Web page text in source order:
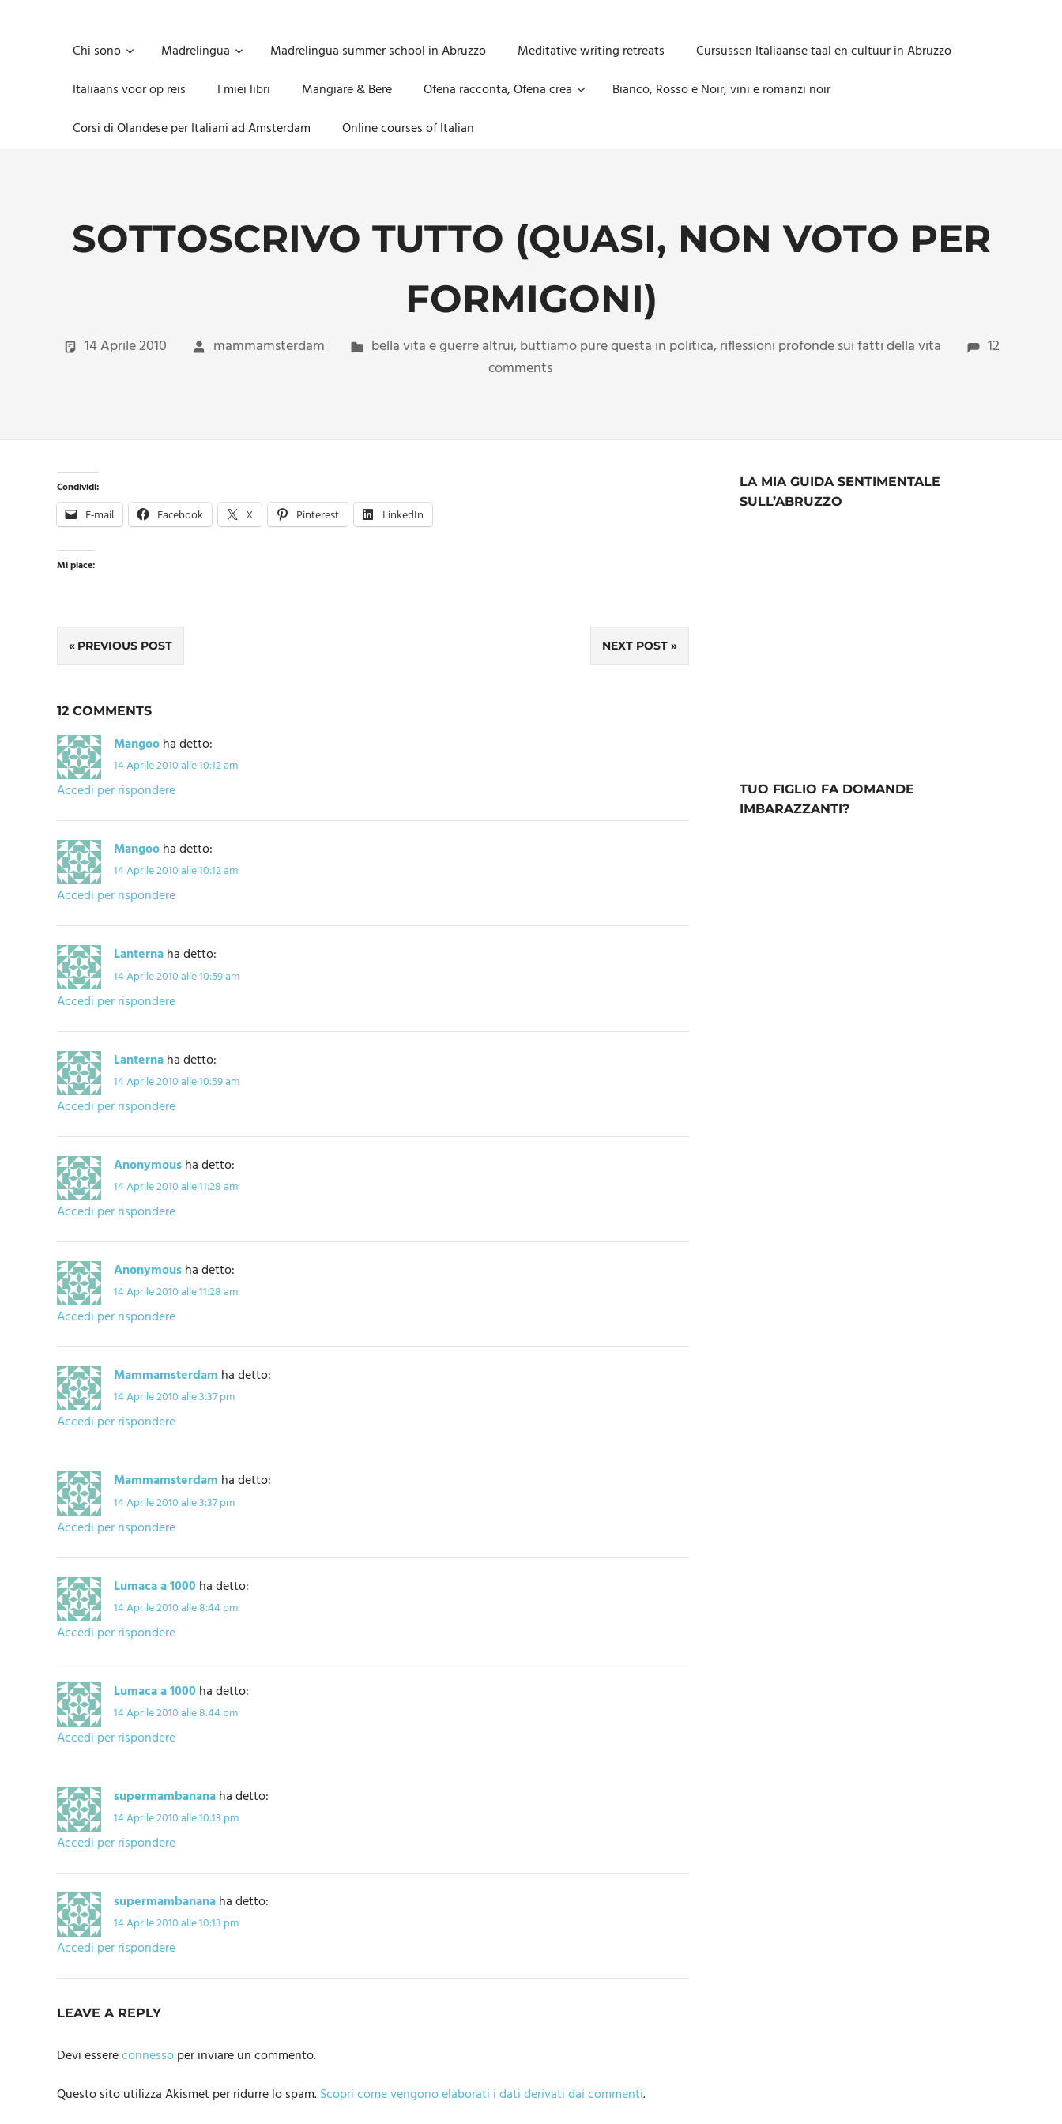
imprescindibile,
inevitabile
Mammamsterdam
oggi
anche
nuova
confezione
Chi sono Madrelingua Madrelingua summer school in Abruzzo Meditative writing retreats
Cursussen Italiaanse taal en cultuur in Abruzzo
Italiaans voor op reis
I miei libri Mangiare & Bere Ofena racconta, Ofena crea
Bianco, Rosso e Noir, vini e romanzi noir
Corsi di Olandese per Italiani ad Amsterdam
Online courses of Italian
SOTTOSCRIVO TUTTO (QUASI, NON VOTO PER
FORMIGONI)
14 Aprile 2010 mammamsterdam bella vita e guerre altrui, buttiamo pure questa in politica, riflessioni profonde sui fatti della vita
12
comments
Condividi:
E-mail Facebook X Pinterest LinkedIn
Mi piace:
Navigazione
PREVIOUS POST NEXT POST
12 COMMENTS
Mangooha detto:
14 Aprile 2010 alle 10:12 am
Accedi per rispondere
Mangooha detto:
14 Aprile 2010 alle 10:12 am
Accedi per rispondere
Lanternaha detto:
14 Aprile 2010 alle 10:59 am
Accedi per rispondere
Lanternaha detto:
14 Aprile 2010 alle 10:59 am
Accedi per rispondere
Anonymousha detto:
14 Aprile 2010 alle 11:28 am
Accedi per rispondere
Anonymousha detto:
14 Aprile 2010 alle 11:28 am
Accedi per rispondere
Mammamsterdam ha detto:
14 Aprile 2010 alle 3:37 pm
Accedi per rispondere
Mammamsterdam ha detto:
14 Aprile 2010 alle 3:37 pm
Accedi per rispondere
Lumaca a 1000ha detto:
14 Aprile 2010 alle 8:44 pm
Accedi per rispondere
Lumaca a 1000ha detto:
14 Aprile 2010 alle 8:44 pm
Accedi per rispondere
supermambananaha detto:
14 Aprile 2010 alle 10:13 pm
Accedi per rispondere
supermambananaha detto:
14 Aprile 2010 alle 10:13 pm
Accedi per rispondere
LEAVE A REPLY
Devi essereconnessoper inviare un commento.
Questo sito utilizza Akismet per ridurre lo spam.Scopri come vengono elaborati i dati derivati dai commenti.
LA MIA GUIDA SENTIMENTALE
SULL’ABRUZZO
TUO FIGLIO FA DOMANDE
IMBARAZZANTI?